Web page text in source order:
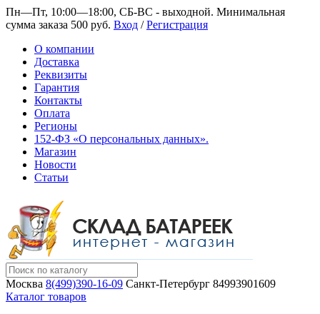
Пн—Пт, 10:00—18:00, СБ-ВС - выходной. Минимальная
сумма заказа 500 руб. Вход /Регистрация
О компании
Доставка
Реквизиты
Гарантия
Контакты
Оплата
Регионы
152-ФЗ «О персональных данных».
Магазин
Новости
Статьи
Москва 8(499)390-16-09 Санкт-Петербург 84993901609
Каталог товаров